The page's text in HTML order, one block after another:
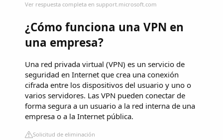
Ver respuesta completa en support.microsoft.com
¿Cómo funciona una VPN en
una empresa?
Una red privada virtual (VPN) es un servicio de
seguridad en Internet que crea una conexión
cifrada entre los dispositivos del usuario y uno o
varios servidores. Las VPN pueden conectar de
forma segura a un usuario a la red interna de una
empresa o a la Internet pública.
Solicitud de eliminación